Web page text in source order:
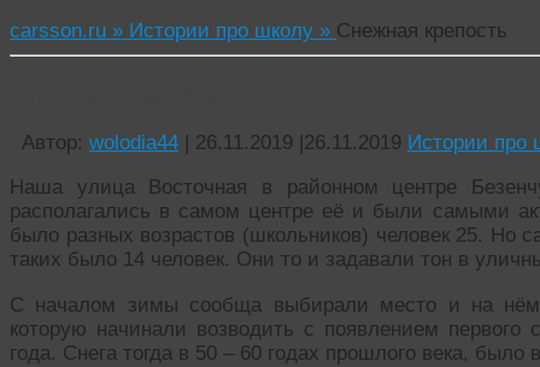
carsson.ru » Истории про школу » Снежная крепость
Автор: wolodia44 | 26.11.2019 |26.11.2019 Истории про
Наша улица Восточная в районном центре
располагались в самом центре её и были самыми
было разных возрастов (школьников) человек 25.
таких было 14 человек. Они то и задавали тон в
С началом зимы сообща выбирали место и на
которую начинали возводить с появлением
года. Снега тогда в 50 – 60 годах прошлого века,